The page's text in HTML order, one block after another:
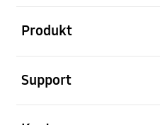
Produkt
Support